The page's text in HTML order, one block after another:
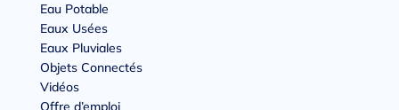
Eau Potable
Eaux Usées
Eaux Pluviales
Objets Connectés
Vidéos
Offre d’emploi